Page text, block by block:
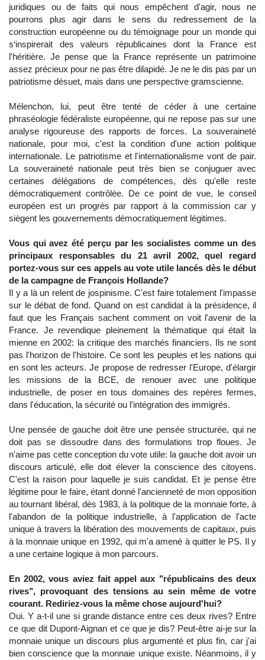
juridiques ou de faits qui nous empêchent d'agir, nous ne
pourrons plus agir dans le sens du redressement de la
construction européenne ou du témoignage pour un monde qui
s‘inspirerait des valeurs républicaines dont la France est
l'héritière. Je pense que la France représente un patrimoine
assez précieux pour ne pas être dilapidé. Je ne le dis pas par un
patriotisme désuet, mais dans une perspective gramscienne.
Mélenchon, lui, peut être tenté de céder à une certaine
phraséologie fédéraliste européenne, qui ne repose pas sur une
analyse rigoureuse des rapports de forces. La souveraineté
nationale, pour moi, c'est la condition d'une action politique
internationale. Le patriotisme et l'internationalisme vont de pair.
La souveraineté nationale peut très bien se conjuguer avec
certaines délégations de compétences, dès qu'elle reste
démocratiquement contrôlée. De ce point de vue, le conseil
européen est un progrès par rapport à la commission car y
siègent les gouvernements démocratiquement légitimes.
Vous qui avez été perçu par les socialistes comme un des
principaux responsables du 21 avril 2002, quel regard
portez-vous sur ces appels au vote utile lancés dès le début
de la campagne de François Hollande?
Il y a là un relent de jospinisme. C'est faire totalement l'impasse
sur le débat de fond. Quand on est candidat à la présidence, il
faut que les Français sachent comment on voit l'avenir de la
France. Je revendique pleinement la thématique qui était la
mienne en 2002: la critique des marchés financiers. Ils ne sont
pas l'horizon de l'histoire. Ce sont les peuples et les nations qui
en sont les acteurs. Je propose de redresser l'Europe, d'élargir
les missions de la BCE, de renouer avec une politique
industrielle, de poser en tous domaines des repères fermes,
dans l'éducation, la sécurité ou l'intégration des immigrés.
Une pensée de gauche doit être une pensée structurée, qui ne
doit pas se dissoudre dans des formulations trop floues. Je
n'aime pas cette conception du vote utile: la gauche doit avoir un
discours articulé, elle doit élever la conscience des citoyens.
C'est la raison pour laquelle je suis candidat. Et je pense être
légitime pour le faire, étant donné l'ancienneté de mon opposition
au tournant libéral, dès 1983, à la politique de la monnaie forte, à
l'abandon de la politique industrielle, à l'application de l'acte
unique à travers la libération des mouvements de capitaux, puis
à la monnaie unique en 1992, qui m'a amené à quitter le PS. Il y
a une certaine logique à mon parcours.
En 2002, vous aviez fait appel aux "républicains des deux
rives", provoquant des tensions au sein même de votre
courant. Rediriez-vous la même chose aujourd'hui?
Oui. Y a-t-il une si grande distance entre ces deux rives? Entre
ce que dit Dupont-Aignan et ce que je dis? Peut-être ai-je sur la
monnaie unique un discours plus argumenté et plus fin, car j'ai
bien conscience que la monnaie unique existe. Néanmoins, il y